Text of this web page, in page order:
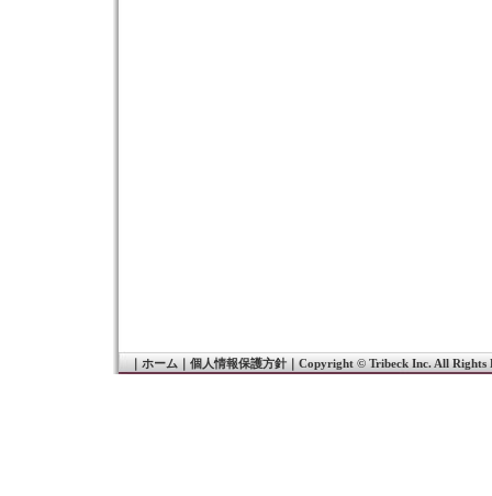
ホーム｜ 個人情報保護方針｜ Copyright © Tribeck Inc. All Rights